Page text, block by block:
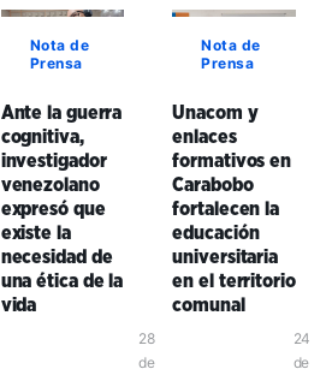
con
éxito
ciclo
Formación
de
Formadores
Mérida
la
formación
territorial
sus
formadores
en
Aragua
y
Carabobo
Nota de
Prensa
Ante la guerra
cognitiva,
investigador
venezolano
expresó que
existe la
necesidad de
una ética de la
vida
28
de
Nota de
Prensa
Unacom y
enlaces
formativos en
Carabobo
fortalecen la
educación
universitaria
en el territorio
comunal
24
de